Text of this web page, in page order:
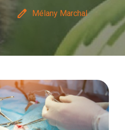
edit Mélany Marchal